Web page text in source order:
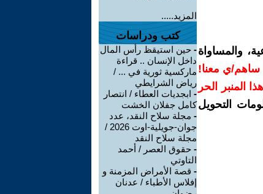
والمساواة
ساهم/ي معنا!
المنبر الحر
التحويل
المزيد.....
كتب ودراسات
- حين استيقظ رأس المال
داخل الإنسان .. قراءة
ماركسية ثورية في ... /
رياض الشرايطي
- ابجديات العطاء / انتصار
كامل جفلان الخشت
- مجلة سلاح النقد، عدد
جوان-جويلية-اوت 2026 /
مجلة سلاح النقد
- حقوق العصر / أحمد
التاوتي
- قصة الأمراض المزمنة و
إفلاس الأطباء / عدنان